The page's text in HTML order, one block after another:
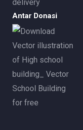
Antar Donasi